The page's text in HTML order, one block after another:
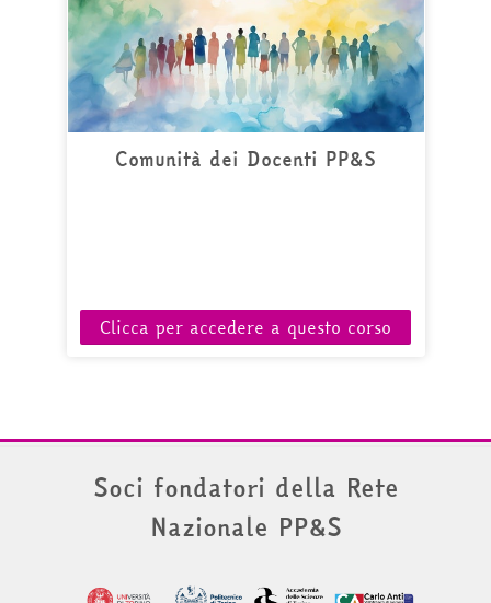
Comunità dei Docenti PP&S
Clicca per accedere a questo corso
Soci fondatori della Rete
Nazionale PP&S